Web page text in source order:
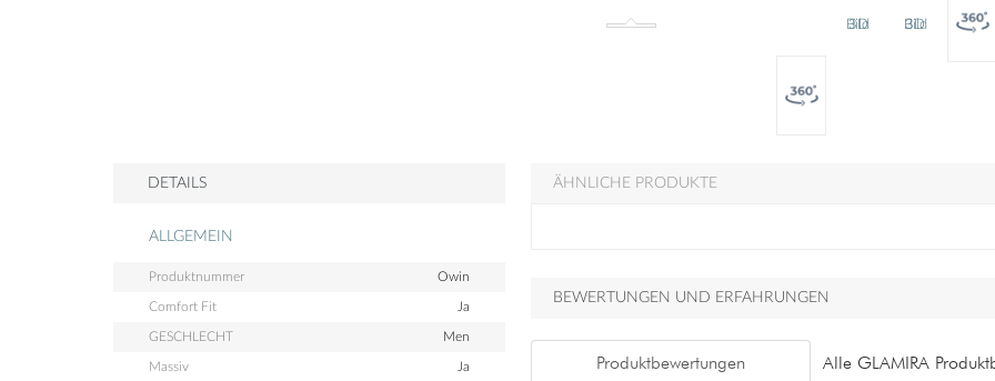
3D
Bild 3D
Bild
DETAILS
ALLGEMEIN
Produktnummer Owin
Comfort Fit Ja
GESCHLECHT Men
Massiv Ja
ÄHNLICHE PRODUKTE
BEWERTUNGEN UND ERFAHRUNGEN
Produktbewertungen Alle GLAMIRA